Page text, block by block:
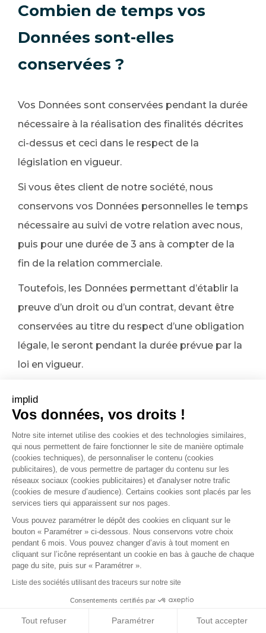
Combien de temps vos
Données sont-elles
conservées ?
Vos Données sont conservées pendant la durée
nécessaire à la réalisation des finalités décrites
ci-dessus et ceci dans le respect de la
législation en vigueur.
Si vous êtes client de notre société, nous
conservons vos Données personnelles le temps
nécessaire au suivi de votre relation avec nous,
puis pour une durée de 3 ans à compter de la
fin de la relation commerciale.
Toutefois, les Données permettant d’établir la
preuve d’un droit ou d’un contrat, devant être
conservées au titre du respect d’une obligation
légale, le seront pendant la durée prévue par la
loi en vigueur.
IP, date et heure de connexion, pages
durée maximale de 13 mois.
Le détail des durées de conservation est repris
dans le tableau reproduit ci-dessous :
Catégorie de Données personnelles Nom du
Données client Gestion / suivi
implid
Vos données, vos droits !
Notre site internet utilise des cookies et des technologies similaires,
qui nous permettent de faire fonctionner le site de manière optimale
(cookies techniques), de personnaliser le contenu (cookies
publicitaires), de vous permettre de partager du contenu sur les
réseaux sociaux (cookies publicitaires) et d'analyser notre trafic
(cookies de mesure d’audience). Certains cookies sont placés par les
services tiers qui apparaissent sur nos pages.
Vous pouvez paramétrer le dépôt des cookies en cliquant sur le
bouton « Paramétrer » ci-dessous. Nous conservons votre choix
pendant 6 mois. Vous pouvez changer d’avis à tout moment en
cliquant sur l’icône représentant un cookie en bas à gauche de chaque
page du site, puis sur « Paramétrer ».
Liste des sociétés utilisant des traceurs sur notre site
Consentements certifiés par
Tout refuser Paramétrer Tout accepter